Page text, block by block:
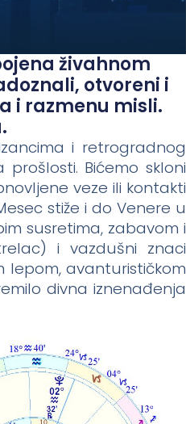
živahnom
otvoreni i
i razmenu misli.
i retrogradnog
Bićemo skloni
veze ili kontakti
stiže i do Venere u
susretima, zabavom i
i vazdušni znaci
lepom, avanturističkom
divna iznenađenja